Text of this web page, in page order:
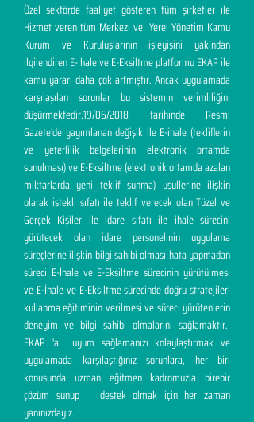
Özel sektörde faaliyet gösteren tüm şirketler ile
Hizmet veren tüm Merkezi ve Yerel Yönetim Kamu
Kurum ve Kuruluşlarının işleyişini yakından
ilgilendiren E-İhale ve E-Eksiltme platformu EKAP ile
kamu yararı daha çok artmıştır. Ancak uygulamada
karşılaşılan sorunlar bu sistemin verimliliğini
düşürmektedir.19/06/2018 tarihinde Resmi
Gazete'de yayımlanan değişik ile E-ihale (tekliflerin
ve yeterlilik belgelerinin elektronik ortamda
sunulması) ve E-Eksiltme (elektronik ortamda azalan
miktarlarda yeni teklif sunma) usullerine ilişkin
olarak istekli sıfatı ile teklif verecek olan Tüzel ve
Gerçek Kişiler ile idare sıfatı ile ihale sürecini
yürütecek olan idare personelinin uygulama
süreçlerine ilişkin bilgi sahibi olması hata yapmadan
süreci E-İhale ve E-Eksiltme sürecinin yürütülmesi
ve E-İhale ve E-Eksiltme sürecinde doğru stratejileri
kullanma eğitiminin verilmesi ve süreci yürütenlerin
deneyim ve bilgi sahibi olmalarını sağlamaktır.
EKAP 'a uyum sağlamanızı kolaylaştırmak ve
uygulamada karşılaştığınız sorunlara, her biri
konusunda uzman eğitmen kadromuzla birebir
çözüm sunup destek olmak için her zaman
yanınızdayız.